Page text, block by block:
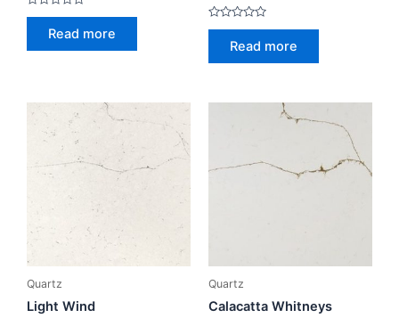
Rated
Read more
Rated
Read more
Quartz
Light Wind
Quartz
Calacatta Whitneys